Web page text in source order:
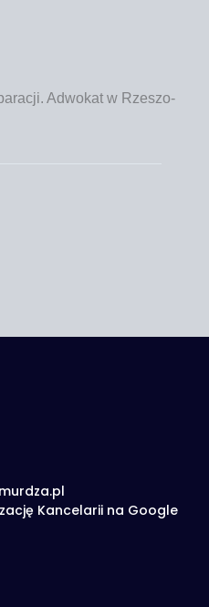
Adwo­kat w Rze­szo­
Kancelarii na Google